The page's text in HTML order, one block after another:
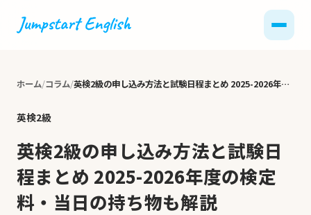
ホーム コラム 英検2級の申し込み方法と試験日程まとめ 2025-2026年度の検定料・当日の持ち物も解説
英検2級
英検2級の申し込み方法と試験日
程まとめ 2025-2026年度の検定
料・当日の持ち物も解説